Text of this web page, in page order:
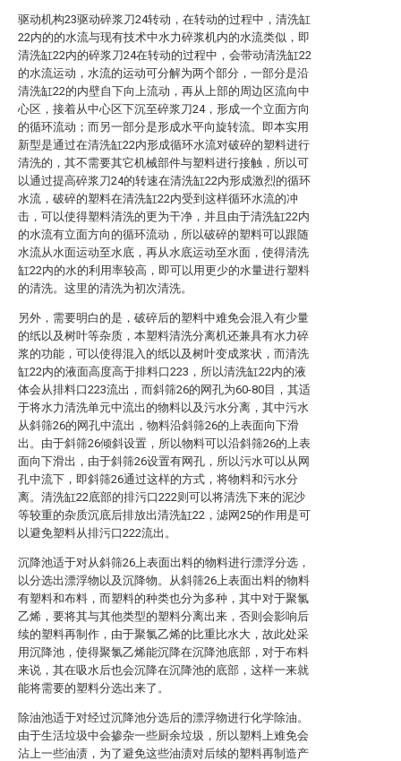
驱动机构23驱动碎浆刀24转动，在转动的过程中，清洗缸
22内的的水流与现有技术中水力碎浆机内的水流类似，即
清洗缸22内的碎浆刀24在转动的过程中，会带动清洗缸22
的水流运动，水流的运动可分解为两个部分，一部分是沿
清洗缸22的内壁自下向上流动，再从上部的周边区流向中
心区，接着从中心区下沉至碎浆刀24，形成一个立面方向
的循环流动；而另一部分是形成水平向旋转流。即本实用
新型是通过在清洗缸22内形成循环水流对破碎的塑料进行
清洗的，其不需要其它机械部件与塑料进行接触，所以可
以通过提高碎浆刀24的转速在清洗缸22内形成激烈的循环
水流，破碎的塑料在清洗缸22内受到这样循环水流的冲
击，可以使得塑料清洗的更为干净，并且由于清洗缸22内
的水流有立面方向的循环流动，所以破碎的塑料可以跟随
水流从水面运动至水底，再从水底运动至水面，使得清洗
缸22内的水的利用率较高，即可以用更少的水量进行塑料
的清洗。这里的清洗为初次清洗。
另外，需要明白的是，破碎后的塑料中难免会混入有少量
的纸以及树叶等杂质，本塑料清洗分离机还兼具有水力碎
浆的功能，可以使得混入的纸以及树叶变成浆状，而清洗
缸22内的液面高度高于排料口223，所以清洗缸22内的液
体会从排料口223流出，而斜筛26的网孔为60-80目，其适
于将水力清洗单元中流出的物料以及污水分离，其中污水
从斜筛26的网孔中流出，物料沿斜筛26的上表面向下滑
出。由于斜筛26倾斜设置，所以物料可以沿斜筛26的上表
面向下滑出，由于斜筛26设置有网孔，所以污水可以从网
孔中流下，即斜筛26通过这样的方式，将物料和污水分
离。清洗缸22底部的排污口222则可以将清洗下来的泥沙
等较重的杂质沉底后排放出清洗缸22，滤网25的作用是可
以避免塑料从排污口222流出。
沉降池适于对从斜筛26上表面出料的物料进行漂浮分选，
以分选出漂浮物以及沉降物。从斜筛26上表面出料的物料
有塑料和布料，而塑料的种类也分为多种，其中对于聚氯
乙烯，要将其与其他类型的塑料分离出来，否则会影响后
续的塑料再制作，由于聚氯乙烯的比重比水大，故此处采
用沉降池，使得聚氯乙烯能沉降在沉降池底部，对于布料
来说，其在吸水后也会沉降在沉降池的底部，这样一来就
能将需要的塑料分选出来了。
除油池适于对经过沉降池分选后的漂浮物进行化学除油。
由于生活垃圾中会掺杂一些厨余垃圾，所以塑料上难免会
沾上一些油渍，为了避免这些油渍对后续的塑料再制造产